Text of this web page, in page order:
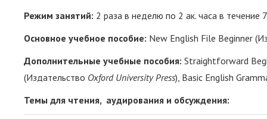
Режим занятий: 2 раза в неделю по 2 ак. часа в течение
Основное учебное пособие: New English File Beginner
Дополнительные учебные пособия: Straightforward
(Издательство Oxford University Press), Basic English
Темы для чтения, аудирования и обсуждения: